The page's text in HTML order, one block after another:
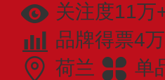
关注度11万
品牌得票4
荷兰
单